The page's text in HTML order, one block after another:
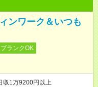
ンワーク＆いつも
ブランクOK
1万9200円以上